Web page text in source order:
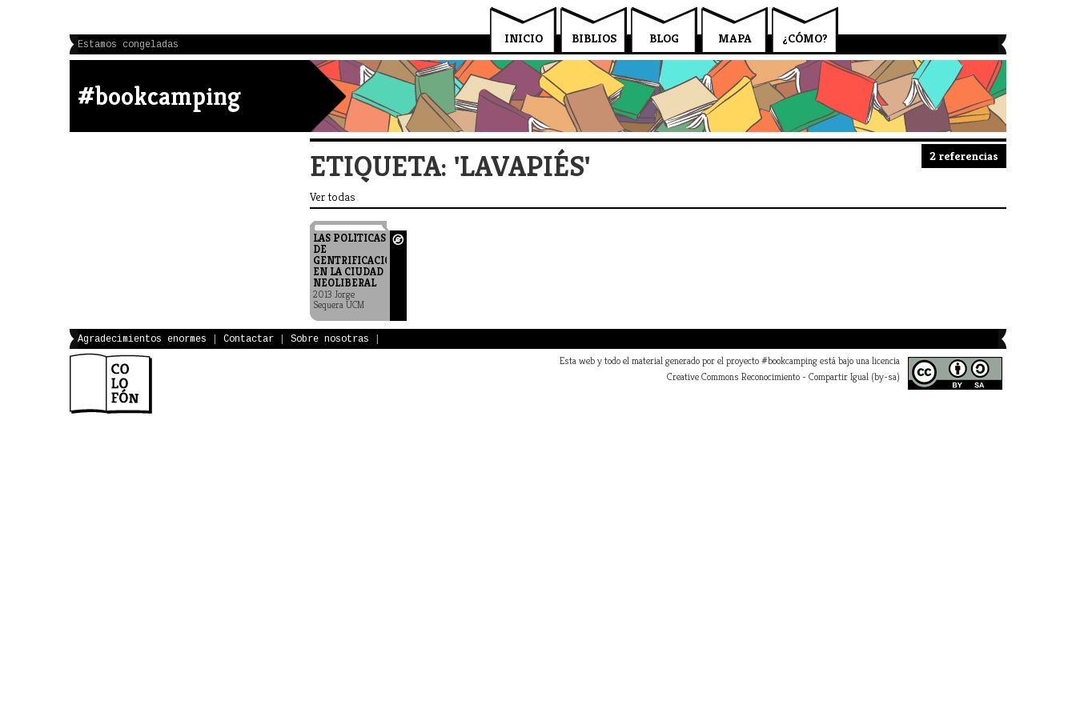
¿CÓMO?
MAPA
BLOG
BIBLIOS
INICIO
Estamos congeladas
#bookcamping
2 referencias
ETIQUETA: 'LAVAPIÉS'
Ver todas
LAS POLÍTICAS
DE
GENTRIFICACIÓN
EN LA CIUDAD
NEOLIBERAL
2013 Jorge
Sequera UCM
Agradecimientos enormes Contactar Sobre nosotras
Esta web y todo el material generado por el proyecto #bookcamping está bajo una licencia
Creative Commons Reconocimiento - Compartir Igual (by-sa)